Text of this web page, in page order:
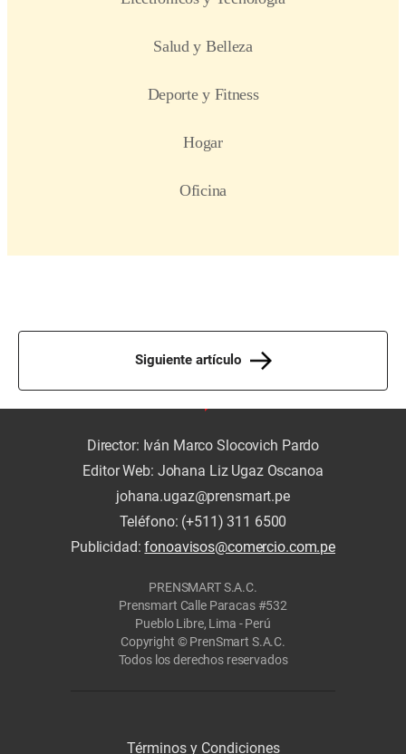
Siguiente artículo
Director: Iván Marco Slocovich Pardo
Editor Web: Johana Liz Ugaz Oscanoa
johana.ugaz@prensmart.pe
Teléfono: (+511) 311 6500
Publicidad:fonoavisos@comercio.com.pe
PRENSMART S.A.C.
Prensmart Calle Paracas #532
Pueblo Libre, Lima - Perú
Copyright © PrenSmart S.A.C.
Todos los derechos reservados
Términos y Condiciones